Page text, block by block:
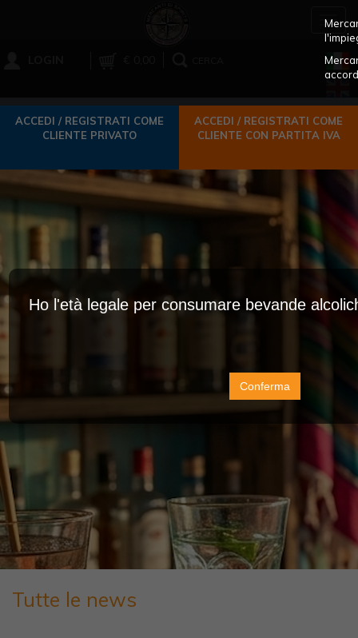
ACCEDI / REGISTRATI COME
CLIENTE PRIVATO
ACCEDI / REGISTRATI COME
CLIENTE CON PARTITA IVA
Tutte le news
Ho l'età legale per consumare bevande
Conferma